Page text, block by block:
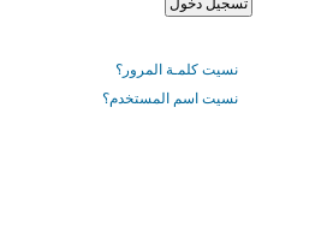
نسيت كلمـة المرور؟
نسيت اسم المستخدم؟